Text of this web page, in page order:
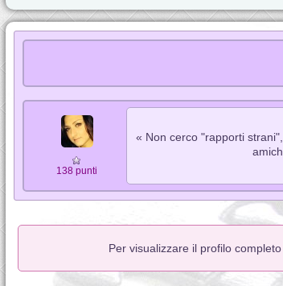
138 punti
« Non cerco "rapporti
Per visualizzare il profilo